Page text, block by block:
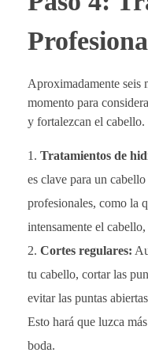
Aproximadamente seis
momento para
y fortalezcan el cabello.
Tratamientos de
es clave para un
profesionales, como la
intensamente el
Cortes regulares:
tu cabello, cortar las
evitar las puntas
Esto hará que luzca
boda.